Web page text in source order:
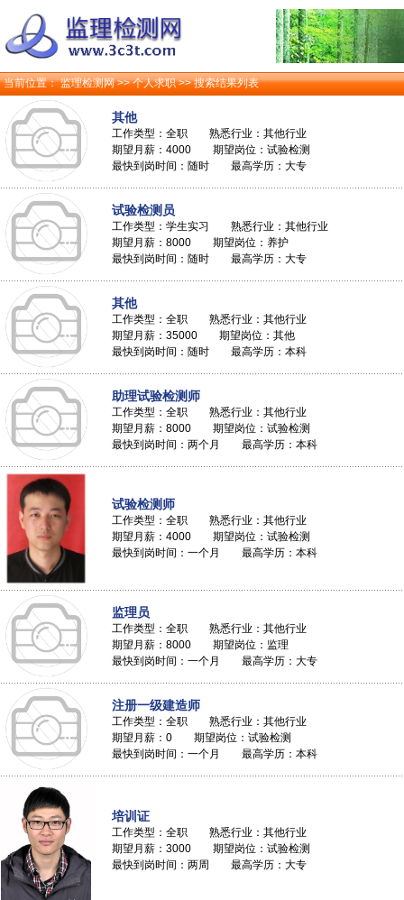
当前位置：监理检测网>>个人求职>> 搜索结果列表
其他
工作类型：全职 熟悉行业：其他行业
期望月薪：4000 期望岗位：试验检测
最快到岗时间：随时 最高学历：大专
试验检测员
工作类型：学生实习 熟悉行业：其他行业
期望月薪：8000 期望岗位：养护
最快到岗时间：随时 最高学历：大专
其他
工作类型：全职 熟悉行业：其他行业
期望月薪：35000 期望岗位：其他
最快到岗时间：随时 最高学历：本科
助理试验检测师
工作类型：全职 熟悉行业：其他行业
期望月薪：8000 期望岗位：试验检测
最快到岗时间：两个月 最高学历：本科
试验检测师
工作类型：全职 熟悉行业：其他行业
期望月薪：4000 期望岗位：试验检测
最快到岗时间：一个月 最高学历：本科
监理员
工作类型：全职 熟悉行业：其他行业
期望月薪：8000 期望岗位：监理
最快到岗时间：一个月 最高学历：大专
注册一级建造师
工作类型：全职 熟悉行业：其他行业
期望月薪：0 期望岗位：试验检测
最快到岗时间：一个月 最高学历：本科
培训证
工作类型：全职 熟悉行业：其他行业
期望月薪：3000 期望岗位：试验检测
最快到岗时间：两周 最高学历：大专